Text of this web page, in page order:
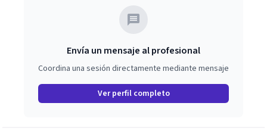
Envía un mensaje al profesional
Coordina una sesión directamente mediante mensaje
Ver perfil completo